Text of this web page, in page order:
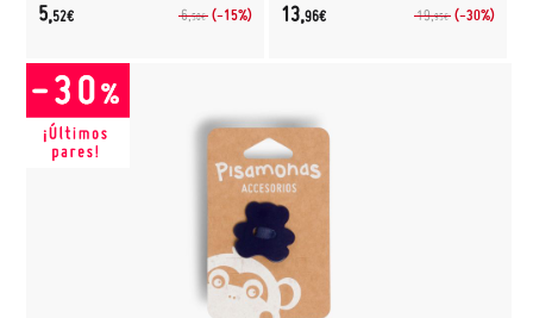
6,50€ (-15%)
5,52€ 19,95€ (-30%)
13,96€